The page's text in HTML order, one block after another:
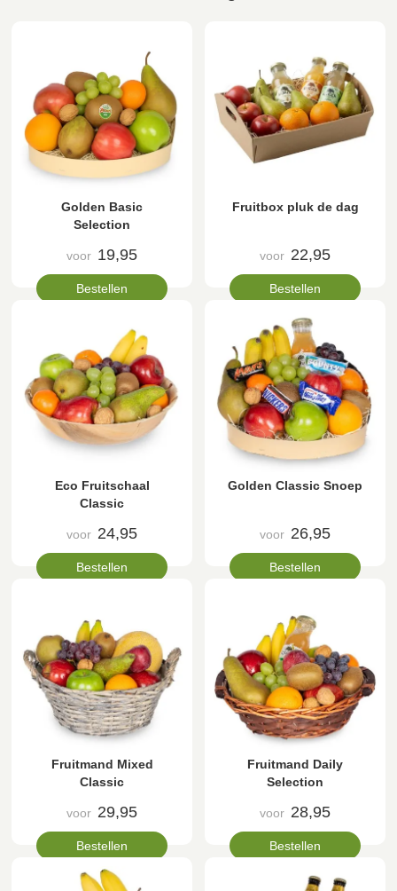
Golden Basic
Selection
voor 19,95
Bestellen
Fruitbox pluk de dag
voor 22,95
Bestellen
Eco Fruitschaal
Classic
voor 24,95
Bestellen
Golden Classic Snoep
voor 26,95
Bestellen
Fruitmand Mixed
Classic
voor 29,95
Bestellen
Fruitmand Daily
Selection
voor 28,95
Bestellen